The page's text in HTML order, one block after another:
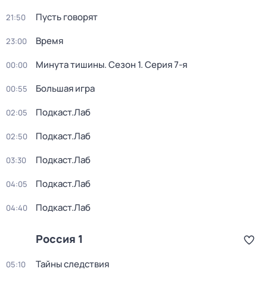
21:50 Пусть говорят
23:00 Время
00:00 Минута тишины. Сезон 1. Серия 7-я
00:55 Большая игра
02:05 Подкаст.Лаб
02:50 Подкаст.Лаб
03:30 Подкаст.Лаб
04:05 Подкаст.Лаб
04:40 Подкаст.Лаб
Россия 1
05:10 Тайны следствия